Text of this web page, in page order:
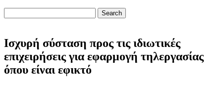
Search
Ισχυρή σύσταση προς τις ιδιωτικές
επιχειρήσεις για εφαρμογή τηλεργασίας
όπου είναι εφικτό